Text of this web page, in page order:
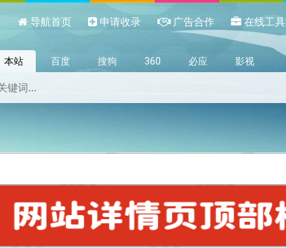
导航首页 申请收录 广告合作 在线工具
本站 百度 搜狗 360 必应 影视